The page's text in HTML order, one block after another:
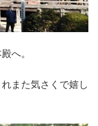
へ。
また気さくで嬉し